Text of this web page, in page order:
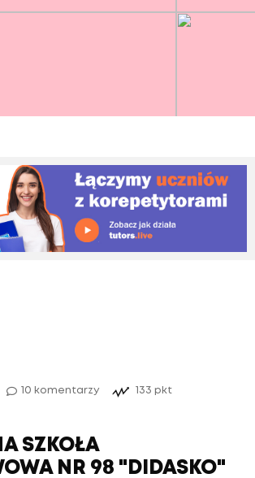
10 komentarzy 133 pkt
SZKOŁA
NR 98 "DIDASKO"